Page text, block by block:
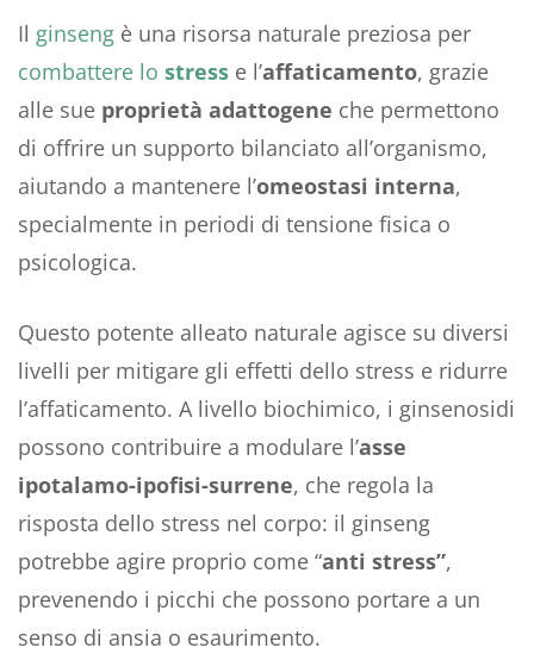
Il ginseng è una risorsa naturale preziosa per
combattere lo stress e l’affaticamento, grazie
alle sue proprietà adattogene che permettono
di offrire un supporto bilanciato all’organismo,
aiutando a mantenere l’omeostasi interna,
specialmente in periodi di tensione fisica o
psicologica.
Questo potente alleato naturale agisce su diversi
livelli per mitigare gli effetti dello stress e ridurre
l’affaticamento. A livello biochimico, i ginsenosidi
possono contribuire a modulare l’asse
ipotalamo-ipofisi-surrene, che regola la
risposta dello stress nel corpo: il ginseng
potrebbe agire proprio come “anti stress”,
prevenendo i picchi che possono portare a un
senso di ansia o esaurimento.